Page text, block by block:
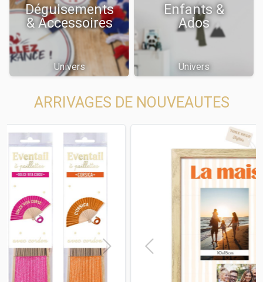
Déguisements
& Accessoires
Univers
Enfants &
Ados
Univers
ARRIVAGES DE NOUVEAUTES
Previous Next